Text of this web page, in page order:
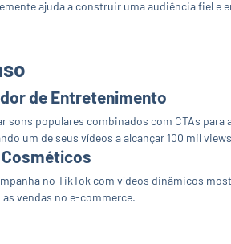
ajuda a construir uma audiência fiel e
de Entretenimento
sons populares combinados com CTAs
um de seus vídeos a alcançar 100 mil
Cosméticos
no TikTok com vídeos dinâmicos
vendas no e-commerce.